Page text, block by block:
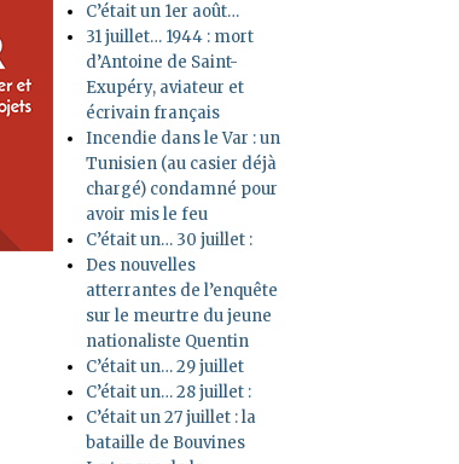
C’était un 1er août…
31 juillet… 1944 : mort
d’Antoine de Saint-
Exupéry, aviateur et
écrivain français
Incendie dans le Var : un
Tunisien (au casier déjà
chargé) condamné pour
avoir mis le feu
C’était un… 30 juillet :
Des nouvelles
atterrantes de l’enquête
sur le meurtre du jeune
nationaliste Quentin
C’était un… 29 juillet
C’était un… 28 juillet :
C’était un 27 juillet : la
bataille de Bouvines